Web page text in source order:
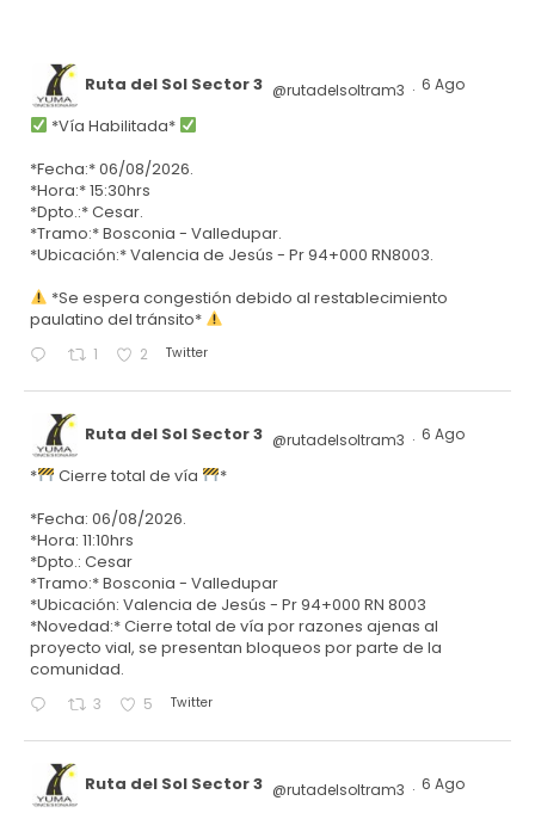
Ruta del Sol Sector 3 @rutadelsoltram3 · 6 Ago
*Vía Habilitada*
*Fecha:* 06/08/2026.
*Hora:* 15:30hrs
*Dpto.:* Cesar.
*Tramo:* Bosconia - Valledupar.
*Ubicación:* Valencia de Jesús - Pr 94+000 RN8003.
*Se espera congestión debido al restablecimiento
paulatino del tránsito*
1 2 Twitter
Ruta del Sol Sector 3 @rutadelsoltram3 · 6 Ago
* Cierre total de vía
*
*Fecha: 06/08/2026.
*Hora: 11:10hrs
*Dpto.: Cesar
*Tramo:* Bosconia - Valledupar
*Ubicación: Valencia de Jesús - Pr 94+000 RN 8003
*Novedad:* Cierre total de vía por razones ajenas al
proyecto vial, se presentan bloqueos por parte de la
comunidad.
3 5 Twitter
Ruta del Sol Sector 3 @rutadelsoltram3 · 6 Ago